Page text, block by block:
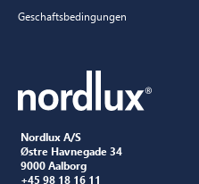
Nordlux A/S
Østre Havnegade 34
9000 Aalborg
+45 98 18 16 11
Geschaftsbedingungen